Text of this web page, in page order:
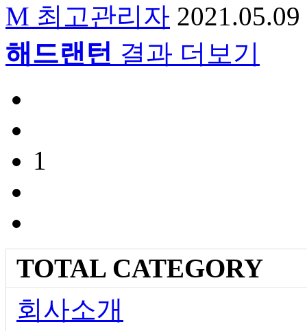
M 최고관리자
해드랜턴 결과 더보기
1
TOTAL CATEGORY
회사소개